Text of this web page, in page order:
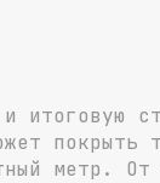
итоговую
покрыть
метр. От